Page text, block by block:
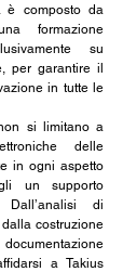
è composto da
formazione
su
per garantire il
in tutte le
si limitano a
delle
in ogni aspetto
un supporto
Dall’analisi di
costruzione
a Takius